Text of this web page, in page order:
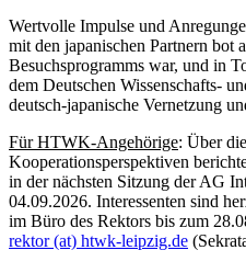
Wertvolle Impulse und
mit den japanischen Partnern
Besuchsprogramms war, und in
dem Deutschen Wissenschafts-
deutsch-japanische Vernetzung
Für HTWK-Angehörige: Über
Kooperationsperspektiven
in der nächsten Sitzung der AG
04.09.2026. Interessenten sind
im Büro des Rektors bis zum
rektor (at) htwk-leipzig.de